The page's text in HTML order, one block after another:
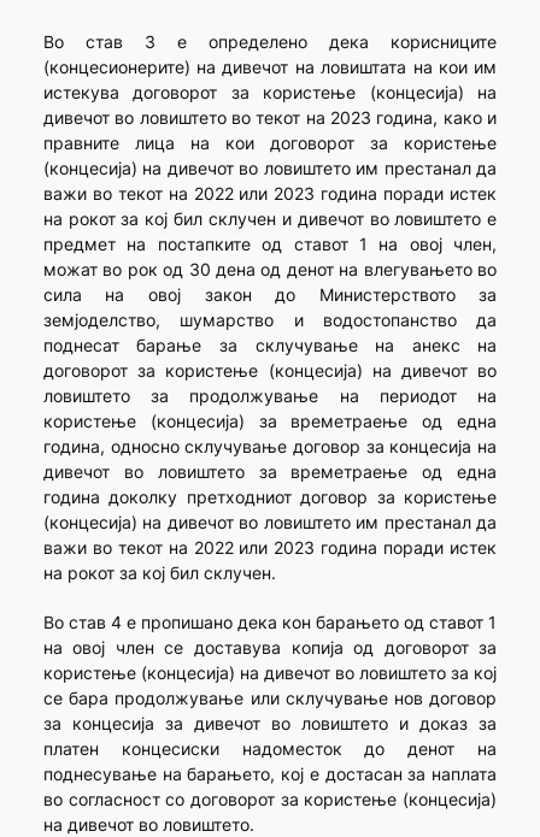
Во став 3 е определено дека корисниците
(концесионерите) на дивечот на ловиштата на кои им
истекува договорот за користење (концесија) на
дивечот во ловиштето во текот на 2023 година, како и
правните лица на кои договорот за користење
(концесија) на дивечот во ловиштето им престанал да
важи во текот на 2022 или 2023 година поради истек
на рокот за кој бил склучен и дивечот во ловиштето е
предмет на постапките од ставот 1 на овој член,
можат во рок од 30 дена од денот на влегувањето во
сила на овој закон до Министерството за
земјоделство, шумарство и водостопанство да
поднесат барање за склучување на анекс на
договорот за користење (концесија) на дивечот во
ловиштето за продолжување на периодот на
користење (концесија) за времетраење од една
година, односно склучување договор за концесија на
дивечот во ловиштето за времетраење од една
година доколку претходниот договор за користење
(концесија) на дивечот во ловиштето им престанал да
важи во текот на 2022 или 2023 година поради истек
на рокот за кој бил склучен.
Во став 4 е пропишано дека кон барањето од ставот 1
на овој член се доставува копија од договорот за
користење (концесија) на дивечот во ловиштето за кој
се бара продолжување или склучување нов договор
за концесија за дивечот во ловиштето и доказ за
платен концесиски надоместок до денот на
поднесување на барањето, кој е достасан за наплата
во согласност со договорот за користење (концесија)
на дивечот во ловиштето.